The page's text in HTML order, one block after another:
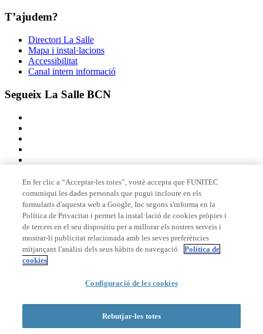
T’ajudem?
Directori La Salle
Mapa i instal·lacions
Accessibilitat
Canal intern informació
Segueix La Salle BCN
Membre de
Acreditacions
© 2026 La Salle Campus Barcelona - URL |Avís legal
Formulari de cerca
En fer clic a “Acceptar-les totes”, vostè accepta que FUNITEC
comuniqui les dades personals que pugui incloure en els
formularis d'aquesta web a Google, Inc segons s'informa en la
Política de Privacitat i permet la instal·lació de cookies pròpies i
de tercers en el seu dispositiu per a millorar els nostres serveis i
mostrar-li publicitat relacionada amb les seves preferències
mitjançant l'anàlisi dels seus hàbits de navegació. Política de
cookies
Configuració de les cookies
Rebutjar-les totes